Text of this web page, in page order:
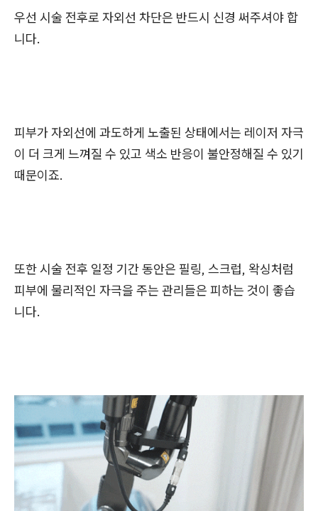
우선 시술 전후로 자외선 차단은 반드시 신경 써주셔야 합
니다.
피부가 자외선에 과도하게 노출된 상태에서는 레이저 자극
이 더 크게 느껴질 수 있고 색소 반응이 불안정해질 수 있기
때문이죠.
또한 시술 전후 일정 기간 동안은 필링, 스크럽, 왁싱처럼
피부에 물리적인 자극을 주는 관리들은 피하는 것이 좋습
니다.